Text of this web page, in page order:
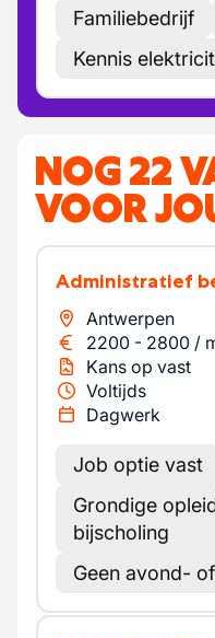
Familiebedrijf
Kennis
NOG 22
VOOR
Administratief
Antwerpen
2200 - 2800 /
Kans op vast
Voltijds
Dagwerk
Job optie vast
Grondige
bijscholing
Geen avond-